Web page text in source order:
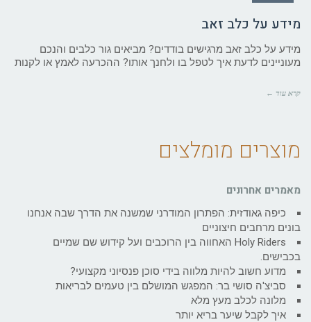
מידע על כלב זאב
מידע על כלב זאב מרגישים בודדים? מביאים גור כלבים והנכם
מעוניינים לדעת איך לטפל בו ולחנך אותו? ההכרעה לאמץ או לקנות
קרא עוד ←
מוצרים מומלצים
מאמרים אחרונים
כיפה גאודזית: הפתרון המודרני שמשנה את הדרך שבה אנחנו
בונים מרחבים חיצוניים
Holy Riders האחווה בין הרוכבים ועל קידוש שם שמיים
בכבישים.
מדוע חשוב להיות מלווה בידי סוכן פנסיוני מקצועי?
סביצ'ה סושי בר: המפגש המושלם בין טעמים לבריאות
מלונה לכלב מעץ מלא
איך לקבל שיער בריא יותר